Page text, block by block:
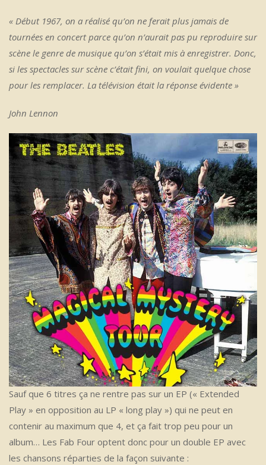
« Début 1967, on a réalisé qu’on ne ferait plus jamais de
tournées en concert parce qu’on n’aurait pas pu reproduire sur
scène le genre de musique qu’on s’était mis à enregistrer. Donc,
si les spectacles sur scène c’était fini, on voulait quelque chose
pour les remplacer. La télévision était la réponse évidente »
John Lennon
Sauf que 6 titres ça ne rentre pas sur un EP (« Extended
Play » en opposition au LP « long play ») qui ne peut en
contenir au maximum que 4, et ça fait trop peu pour un
album… Les Fab Four optent donc pour un double EP avec
les chansons réparties de la façon suivante :